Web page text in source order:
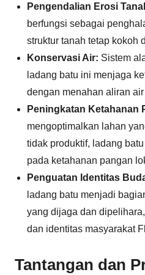
Pengendalian Erosi
berfungsi sebagai
struktur tanah tetap kokoh
Konservasi Air: Sistem
ladang batu ini menjaga
dengan menahan aliran
Peningkatan Ketahanan
mengoptimalkan lahan
tidak produktif, ladang
pada ketahanan pangan
Penguatan Identitas
ladang batu menjadi
yang dijaga dan
dan identitas masyarakat
Tantangan dan